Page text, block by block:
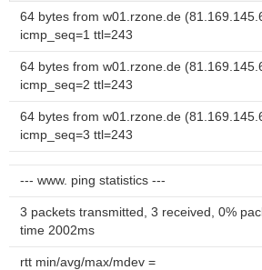
64 bytes from w01.rzone.de
icmp_seq=1 ttl=243
64 bytes from w01.rzone.de
icmp_seq=2 ttl=243
64 bytes from w01.rzone.de
icmp_seq=3 ttl=243
--- www. ping statistics ---
3 packets transmitted, 3 received, 0%
time 2002ms
rtt min/avg/max/mdev =